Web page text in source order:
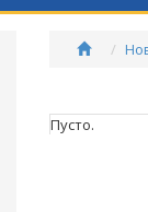
Пусто.